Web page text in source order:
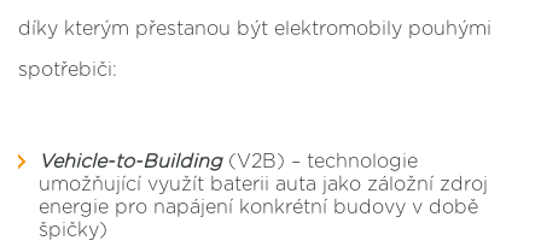
díky kterým přestanou být elektromobily pouhými
spotřebiči:
Vehicle-to-Building(V2B) – technologie
umožňující využít baterii auta jako záložní zdroj
energie pro napájení konkrétní budovy v době
špičky)